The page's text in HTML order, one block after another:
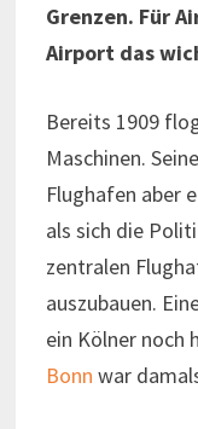
Grenzen. Für
Airport das
Bereits 1909
Maschinen.
Flughafen aber
als sich die
zentralen
auszubauen.
ein Kölner noch
Bonn war